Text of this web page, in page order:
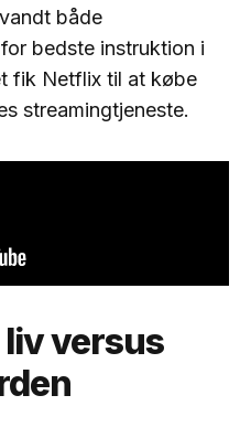
både
bedste instruktion i
fik Netflix til at købe
streamingtjeneste.
versus